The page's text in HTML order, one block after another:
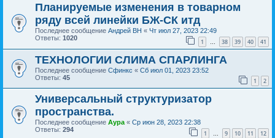
Планируемые изменения в товарном
ряду всей линейки БЖ-СК итд
Последнее сообщение Андрей ВН « Чт июл 27, 2023 22:49
Ответы: 1020 1 … 38 39 40 41
ТЕХНОЛОГИИ СЛИМА СПАРЛИНГА
Последнее сообщение Сфинкс « Сб июл 01, 2023 23:52
Ответы: 45 1 2
Универсальный структуризатор
пространства.
Последнее сообщение Аура « Ср июн 28, 2023 22:38
Ответы: 294 1 … 9 10 11 12